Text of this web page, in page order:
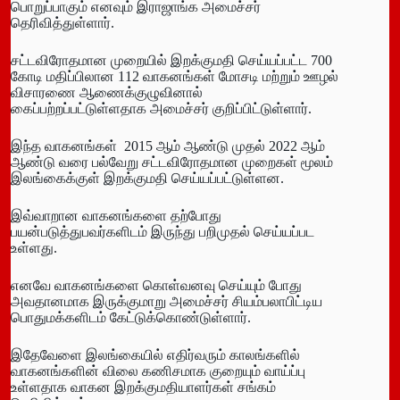
பொறுப்பாகும் எனவும் இராஜாங்க அமைச்சர்
தெரிவித்துள்ளார்.
சட்டவிரோதமான முறையில் இறக்குமதி செய்யப்பட்ட 700
கோடி மதிப்பிலான 112 வாகனங்கள் மோசடி மற்றும் ஊழல்
விசாரணை ஆணைக்குழுவினால்
கைப்பற்றப்பட்டுள்ளதாக அமைச்சர் குறிப்பிட்டுள்ளார்.
இந்த வாகனங்கள் 2015 ஆம் ஆண்டு முதல் 2022 ஆம்
ஆண்டு வரை பல்வேறு சட்டவிரோதமான முறைகள் மூலம்
இலங்கைக்குள் இறக்குமதி செய்யப்பட்டுள்ளன.
இவ்வாறான வாகனங்களை தற்போது
பயன்படுத்துபவர்களிடம் இருந்து பறிமுதல் செய்யப்பட
உள்ளது.
எனவே வாகனங்களை கொள்வனவு செய்யும் போது
அவதானமாக இருக்குமாறு அமைச்சர் சியம்பலாபிட்டிய
பொதுமக்களிடம் கேட்டுக்கொண்டுள்ளார்.
இதேவேளை இலங்கையில் எதிர்வரும் காலங்களில்
வாகனங்களின் விலை கணிசமாக குறையும் வாய்ப்பு
உள்ளதாக வாகன இறக்குமதியாளர்கள் சங்கம்